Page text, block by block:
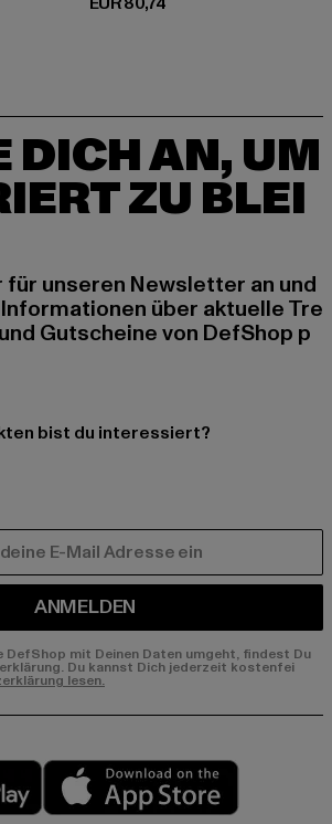
DICH AN, UM
ZU BLEI
für unseren Newsletter an und
über aktuelle Tre
Gutscheine von DefShop p
bist du interessiert?
ANMELDEN
DefShop mit Deinen Daten umgeht, findest Du
Du kannst Dich jederzeit kostenfei
lesen.
Play market